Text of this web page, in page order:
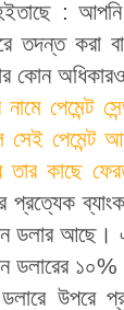
: আপনি
তদন্ত করা
কোন
পেমেন্ট
সেই পেমেন্ট
তার কাছে
প্রত্যেক
ডলার আছে।
ডলারের
উপরে